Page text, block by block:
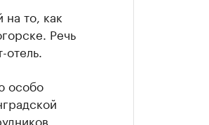
то, как
Речь
особо